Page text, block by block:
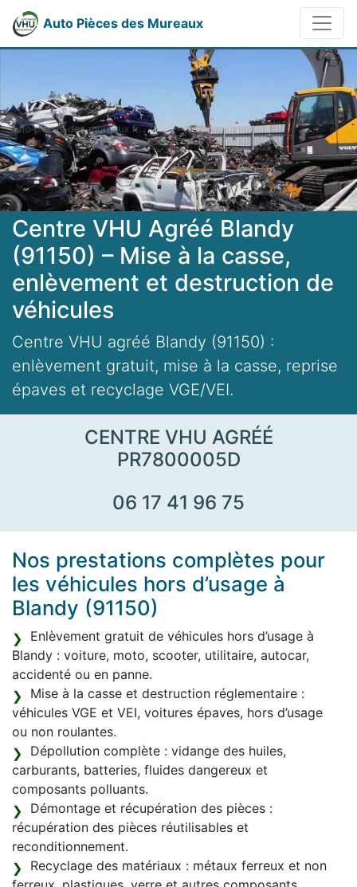
Auto Pièces des Mureaux
Centre VHU Agréé Blandy
(91150) – Mise à la casse,
enlèvement et destruction de
véhicules
Centre VHU agréé Blandy (91150) :
enlèvement gratuit, mise à la casse, reprise
épaves et recyclage VGE/VEI.
CENTRE VHU AGRÉÉ
PR7800005D
06 17 41 96 75
Nos prestations complètes pour
les véhicules hors d’usage à
Blandy (91150)
Enlèvement gratuit de véhicules hors d’usage à
Blandy : voiture, moto, scooter, utilitaire, autocar,
accidenté ou en panne.
Mise à la casse et destruction réglementaire :
véhicules VGE et VEI, voitures épaves, hors d’usage
ou non roulantes.
Dépollution complète : vidange des huiles,
carburants, batteries, fluides dangereux et
composants polluants.
Démontage et récupération des pièces :
récupération des pièces réutilisables et
reconditionnement.
Recyclage des matériaux : métaux ferreux et non